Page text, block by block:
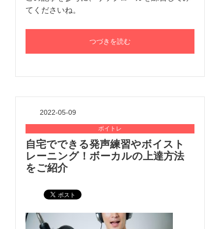
てくださいね。
つづきを読む
2022-05-09
ボイトレ
自宅でできる発声練習やボイスト
レーニング！ボーカルの上達方法
をご紹介